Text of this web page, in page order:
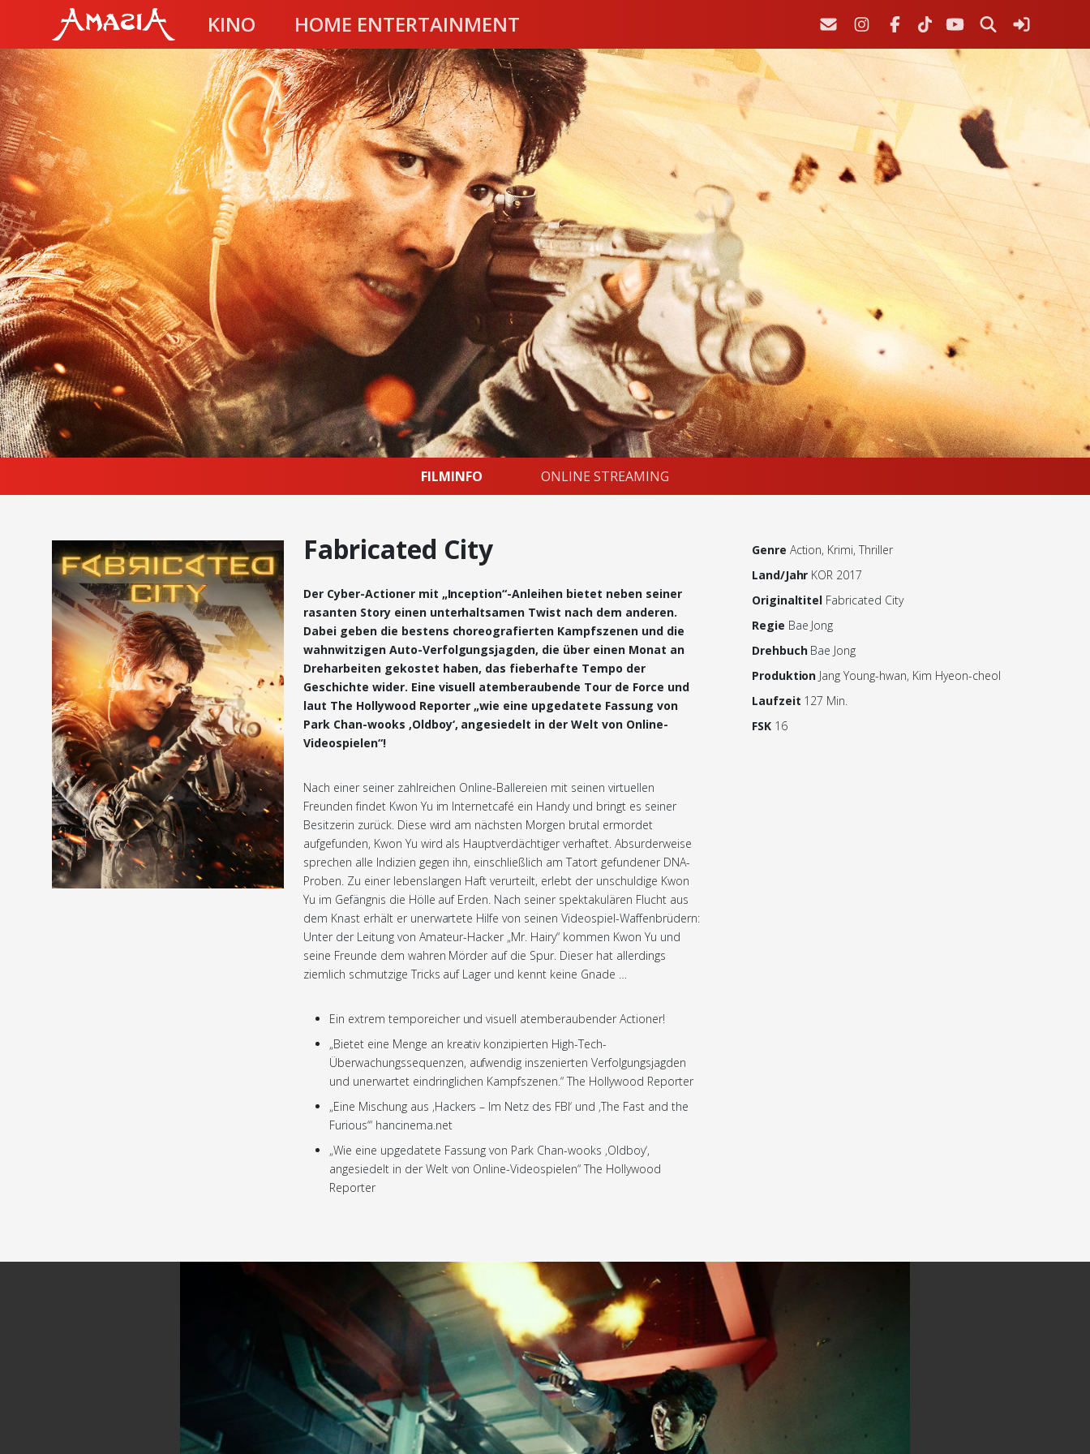
KINO HOME ENTERTAINMENT
FILMINFO ONLINE STREAMING
Fabricated City
Der Cyber-Actioner mit „Inception“-Anleihen bietet neben seiner
rasanten Story einen unterhaltsamen Twist nach dem anderen.
Dabei geben die bestens choreografierten Kampfszenen und die
wahnwitzigen Auto-Verfolgungsjagden, die über einen Monat an
Dreharbeiten gekostet haben, das fieberhafte Tempo der
Geschichte wider. Eine visuell atemberaubende Tour de Force und
laut The Hollywood Reporter „wie eine upgedatete Fassung von
Park Chan-wooks ‚Oldboy‘, angesiedelt in der Welt von Online-
Videospielen“!
Nach einer seiner zahlreichen Online-Ballereien mit seinen virtuellen
Freunden findet Kwon Yu im Internetcafé ein Handy und bringt es seiner
Besitzerin zurück. Diese wird am nächsten Morgen brutal ermordet
aufgefunden, Kwon Yu wird als Hauptverdächtiger verhaftet. Absurderweise
sprechen alle Indizien gegen ihn, einschließlich am Tatort gefundener DNA-
Proben. Zu einer lebenslangen Haft verurteilt, erlebt der unschuldige Kwon
Yu im Gefängnis die Hölle auf Erden. Nach seiner spektakulären Flucht aus
dem Knast erhält er unerwartete Hilfe von seinen Videospiel-Waffenbrüdern:
Unter der Leitung von Amateur-Hacker „Mr. Hairy“ kommen Kwon Yu und
seine Freunde dem wahren Mörder auf die Spur. Dieser hat allerdings
ziemlich schmutzige Tricks auf Lager und kennt keine Gnade …
Ein extrem temporeicher und visuell atemberaubender Actioner!
„Bietet eine Menge an kreativ konzipierten High-Tech-
Überwachungssequenzen, aufwendig inszenierten Verfolgungsjagden
und unerwartet eindringlichen Kampfszenen.“ The Hollywood Reporter
„Eine Mischung aus ‚Hackers – Im Netz des FBI‘ und ‚The Fast and the
Furious‘“ hancinema.net
„Wie eine upgedatete Fassung von Park Chan-wooks ‚Oldboy‘,
angesiedelt in der Welt von Online-Videospielen“ The Hollywood
Reporter
Genre Action, Krimi, Thriller
Land/Jahr KOR 2017
Originaltitel Fabricated City
Regie Bae Jong
Drehbuch Bae Jong
Produktion Jang Young-hwan, Kim Hyeon-cheol
Laufzeit 127 Min.
FSK 16